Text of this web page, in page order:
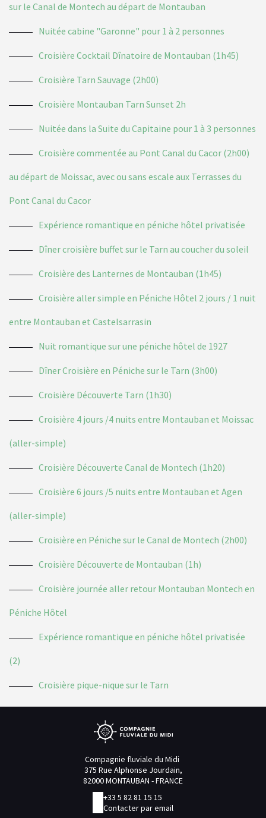
sur le Canal de Montech au départ de Montauban
Nuitée cabine "Garonne" pour 1 à 2 personnes
Croisière Cocktail Dînatoire de Montauban (1h45)
Croisière Tarn Sauvage (2h00)
Croisière Montauban Tarn Sunset 2h
Nuitée dans la Suite du Capitaine pour 1 à 3 personnes
Croisière commentée au Pont Canal du Cacor (2h00)
au départ de Moissac, avec ou sans escale aux Terrasses du
Pont Canal du Cacor
Expérience romantique en péniche hôtel privatisée
Dîner croisière buffet sur le Tarn au coucher du soleil
Croisière des Lanternes de Montauban (1h45)
Croisière aller simple en Péniche Hôtel 2 jours / 1 nuit
entre Montauban et Castelsarrasin
Nuit romantique sur une péniche hôtel de 1927
Dîner Croisière en Péniche sur le Tarn (3h00)
Croisière Découverte Tarn (1h30)
Croisière 4 jours /4 nuits entre Montauban et Moissac
(aller-simple)
Croisière Découverte Canal de Montech (1h20)
Croisière 6 jours /5 nuits entre Montauban et Agen
(aller-simple)
Croisière en Péniche sur le Canal de Montech (2h00)
Croisière Découverte de Montauban (1h)
Croisière journée aller retour Montauban Montech en
Péniche Hôtel
Expérience romantique en péniche hôtel privatisée
(2)
Croisière pique-nique sur le Tarn
Compagnie fluviale du Midi
375 Rue Alphonse Jourdain,
82000 MONTAUBAN - FRANCE
+33 5 82 81 15 15
Contacter par email